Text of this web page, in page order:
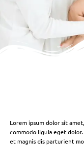
Lorem ipsum dolor sit
commodo ligula eget dolor.
et magnis dis parturient